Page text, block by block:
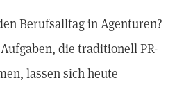
Berufsalltag in Agenturen?
die traditionell PR-
lassen sich heute